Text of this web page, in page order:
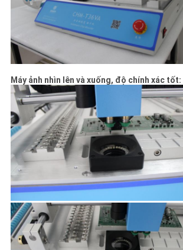
Máy ảnh nhìn lên và xuống, độ chính xác tốt: